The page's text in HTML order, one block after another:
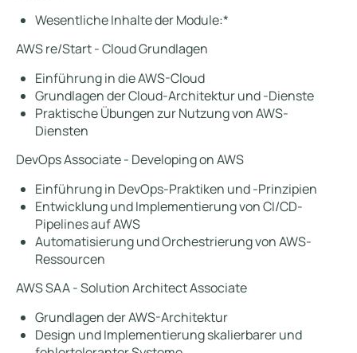
Wesentliche Inhalte der Module:*
AWS re/Start - Cloud Grundlagen
Einführung in die AWS-Cloud
Grundlagen der Cloud-Architektur und -Dienste
Praktische Übungen zur Nutzung von AWS-
Diensten
DevOps Associate - Developing on AWS
Einführung in DevOps-Praktiken und -Prinzipien
Entwicklung und Implementierung von CI/CD-
Pipelines auf AWS
Automatisierung und Orchestrierung von AWS-
Ressourcen
AWS SAA - Solution Architect Associate
Grundlagen der AWS-Architektur
Design und Implementierung skalierbarer und